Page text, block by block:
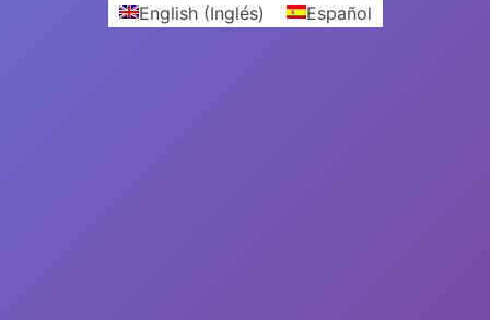
English(Inglés) Español